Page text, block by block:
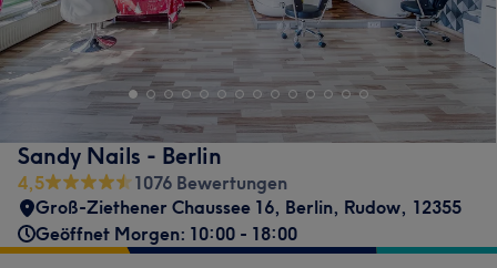
Sandy Nails - Berlin
4,5
1076 Bewertungen
Groß-Ziethener Chaussee 16, Berlin, Rudow, 12355
Geöffnet Morgen: 10:00 - 18:00